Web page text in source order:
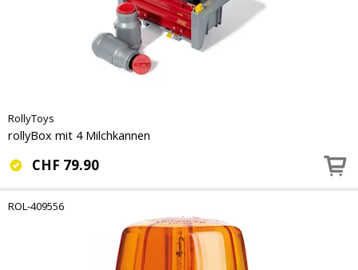
RollyToys
rollyBox mit 4 Milchkannen
CHF 79.90
ROL-409556